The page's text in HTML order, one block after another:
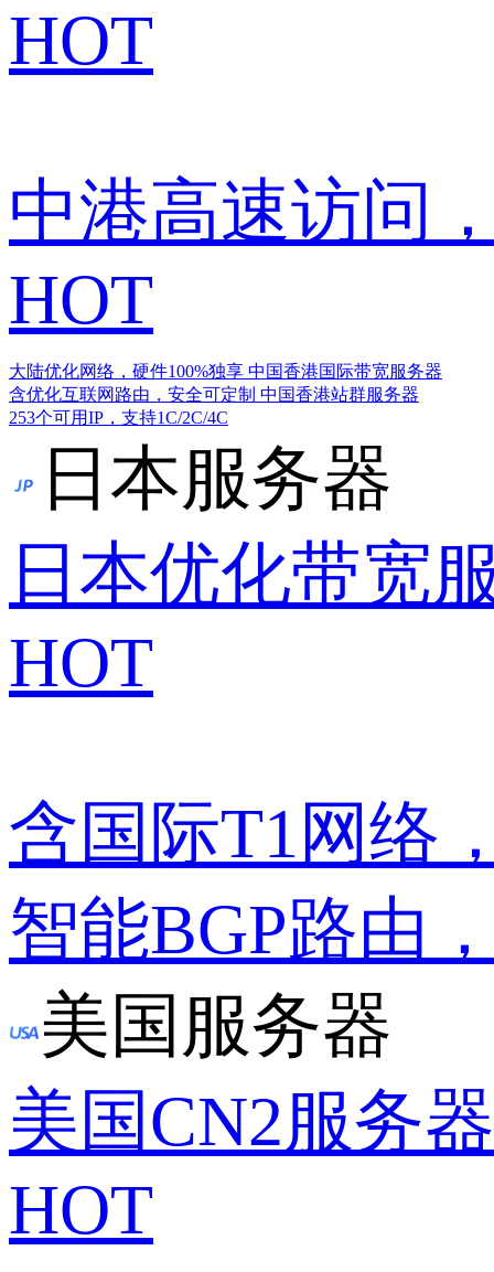
HOT
中港高速访问
HOT
大陆优化网络，硬件100%独享 中国香港国际带宽服务器
含优化互联网路由，安全可定制 中国香港站群服务器
253个可用IP，支持1C/2C/4C
日本服务器
日本优化带宽
HOT
含国际T1网络
智能BGP路由
美国服务器
美国CN2服务器
HOT